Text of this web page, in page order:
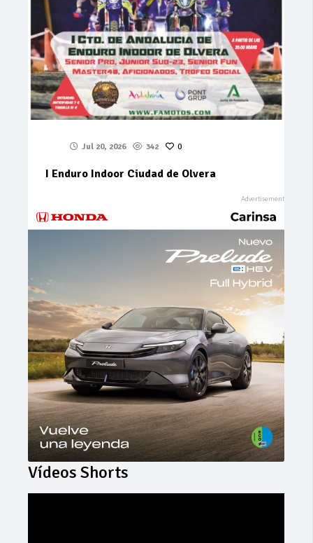
Jul 20, 2026 342 0
I Enduro Indoor Ciudad de Olvera
Vídeos Shorts